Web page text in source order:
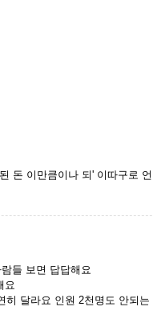
돈 이만큼이나 되' 이따구로
들 보면 답답해요
요
달라요 인원 2천명도 안되